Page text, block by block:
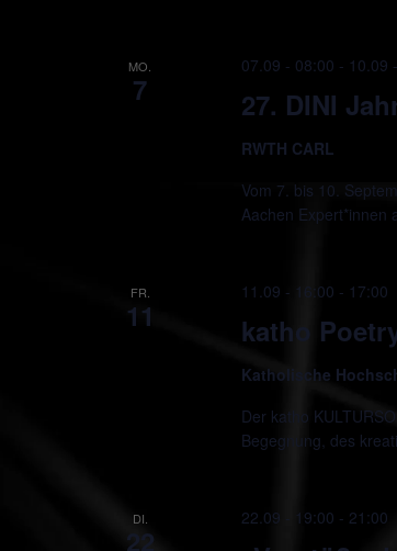
MO.
7 27. DINI
07.09 - 08:00 - 10.09
RWTH CARL
Vom 7. bis 10.
Aachen Expert*innen
FR.
11 katho
11.09 - 16:00 - 17:00
Katholische
Der katho
Begegnung, des
DI.
22
22.09 - 19:00 - 21:00